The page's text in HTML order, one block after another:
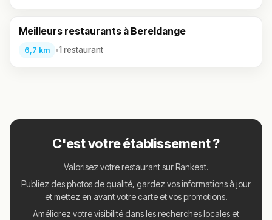
Meilleurs restaurants à Bereldange
6,7 km •1 restaurant
C'est votre établissement ?
Valorisez votre restaurant sur Rankeat.
Publiez des photos de qualité, gardez vos informations à jour
et mettez en avant votre carte et vos promotions.
Améliorez votre visibilité dans les recherches locales et